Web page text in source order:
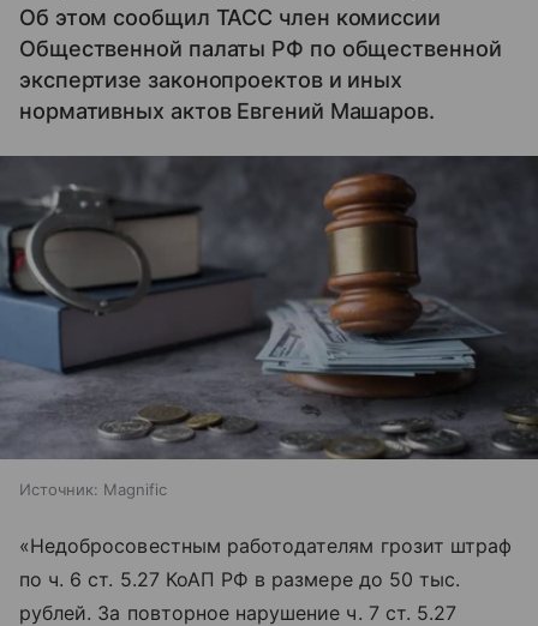
Об этом сообщил ТАСС член комиссии
Общественной палаты РФ по общественной
экспертизе законопроектов и иных
нормативных актов Евгений Машаров.
Источник: Magnific
«Недобросовестным работодателям грозит штраф
по ч. 6 ст. 5.27 КоАП РФ в размере до 50 тыс.
рублей. За повторное нарушение ч. 7 ст. 5.27